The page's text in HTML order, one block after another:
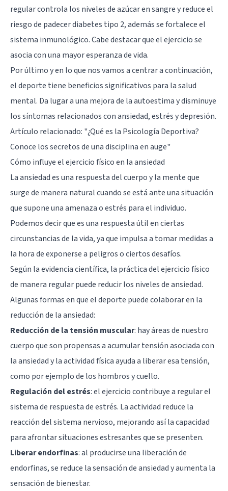
regular controla los niveles de azúcar en sangre y reduce el
riesgo de padecer diabetes tipo 2, además se fortalece el
sistema inmunológico. Cabe destacar que el ejercicio se
asocia con una mayor esperanza de vida.
Por último y en lo que nos vamos a centrar a continuación,
el deporte tiene beneficios significativos para la salud
mental. Da lugar a una mejora de la autoestima y disminuye
los síntomas relacionados con ansiedad, estrés y depresión.
Artículo relacionado: "¿Qué es la Psicología Deportiva?
Conoce los secretos de una disciplina en auge"
Cómo influye el ejercicio físico en la ansiedad
La ansiedad es una respuesta del cuerpo y la mente que
surge de manera natural cuando se está ante una situación
que supone una amenaza o estrés para el individuo.
Podemos decir que es una respuesta útil en ciertas
circunstancias de la vida, ya que impulsa a tomar medidas a
la hora de exponerse a peligros o ciertos desafíos.
Según la evidencia científica, la práctica del ejercicio físico
de manera regular puede reducir los niveles de ansiedad.
Algunas formas en que el deporte puede colaborar en la
reducción de la ansiedad:
Reducción de la tensión muscular: hay áreas de nuestro
cuerpo que son propensas a acumular tensión asociada con
la ansiedad y la actividad física ayuda a liberar esa tensión,
como por ejemplo de los hombros y cuello.
Regulación del estrés: el ejercicio contribuye a regular el
sistema de respuesta de estrés. La actividad reduce la
reacción del sistema nervioso, mejorando así la capacidad
para afrontar situaciones estresantes que se presenten.
Liberar endorfinas: al producirse una liberación de
endorfinas, se reduce la sensación de ansiedad y aumenta la
sensación de bienestar.